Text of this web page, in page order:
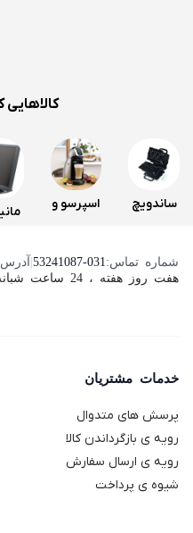
کالاهایی
ساندویچ
ساز کنوود
مدل
اسپرسو و
دولچه
Genio 2
شماره تماس: 53241087-031
|آدرس
هفت روز هفته ، 24 ساعت شبانه‌روز پاسخگوی شما هستیم.
خدمات مشتریان
پرسش های متدوال
رویه ی بازگرداندن کالا
رویه ی ارسال سفارش
شیوه ی پرداخت